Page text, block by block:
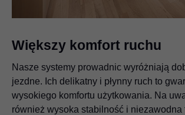
Większy komfort ruchu
Nasze systemy prowadnic wyróżniają
jezdne. Ich delikatny i płynny ruch to
wysokiego komfortu użytkowania. Na
również wysoka stabilność i